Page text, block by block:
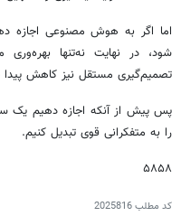
اما اگر به هوش مصنوعی اجازه
شود، در نهایت نه‌تنها بهره‌وری
تصمیم‌گیری مستقل نیز کاهش پیدا
پس پیش از آنکه اجازه دهیم یک
را به متفکرانی قوی تبدیل کنیم.
۵۸۵۸
کد مطلب2025816